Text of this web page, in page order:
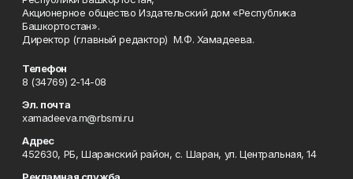
Акционерное общество Издательский дом «Республика
Башкортостан».
Директор (главный редактор) М.Ф. Хамадеева.
Телефон
8 (34769) 2-14-08
Эл. почта
xamadeeva.m@rbsmi.ru
Адрес
452630, РБ, Шаранский район, с. Шаран, ул. Центральная, 14